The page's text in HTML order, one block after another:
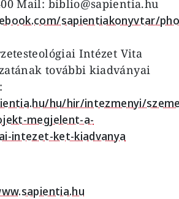
Mail: biblio@sapientia.hu
sapientiakonyvtar/
Intézet Vita
további kiadványai
hu/hir/intezmenyi/
megjelent-a-
intezet-ket-kiadvanya